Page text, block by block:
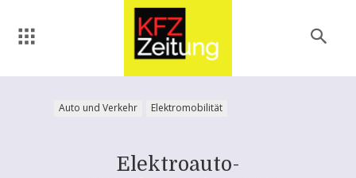
Auto und Verkehr Elektromobilität
Elektroauto-